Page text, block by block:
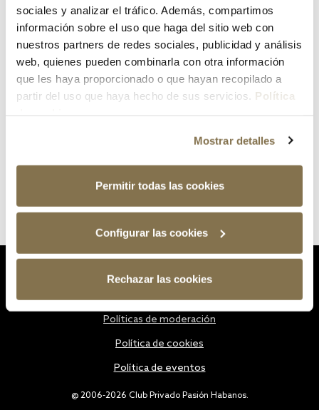
sociales y analizar el tráfico. Además, compartimos
información sobre el uso que haga del sitio web con
nuestros partners de redes sociales, publicidad y análisis
web, quienes pueden combinarla con otra información
que les haya proporcionado o que hayan recopilado a
partir del uso que haya hecho de sus servicios. Política
Mostrar detalles
Permitir todas las cookies
Configurar las cookies
Rechazar las cookies
¿Has olvidado tu contraseña?
@ 2006-2026 Club Privado Pasión Habanos.
Políticas de moderación
Política de cookies
Política de eventos